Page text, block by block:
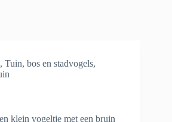
, Tuin, bos en stadvogels,
klein vogeltje met een bruin